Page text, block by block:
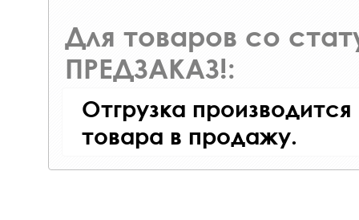
Для товаров со
ПРЕДЗАКАЗ!:
Отгрузка
товара в продажу.